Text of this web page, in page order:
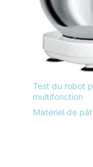
Test du robot
multifonction
Matériel de